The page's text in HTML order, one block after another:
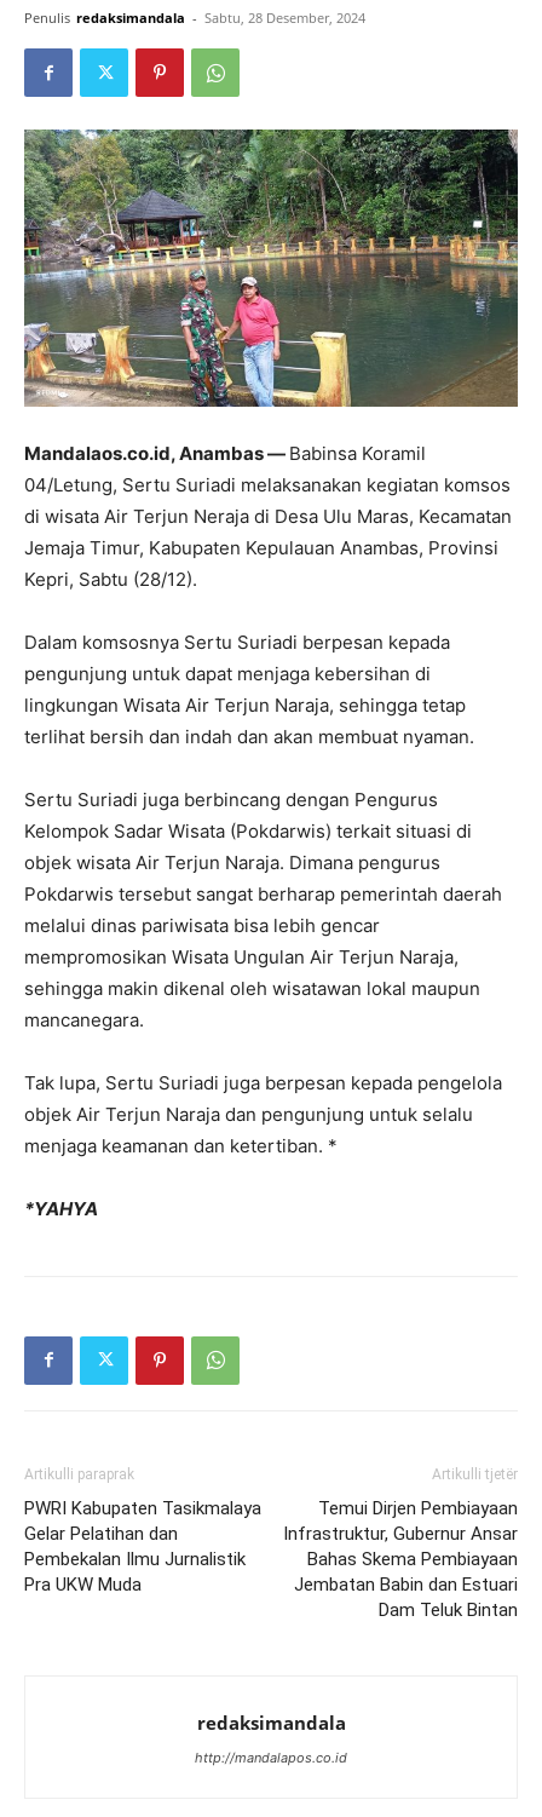
Penulis redaksimandala - Sabtu, 28 Desember, 2024
Mandalaos.co.id, Anambas — Babinsa Koramil
04/Letung, Sertu Suriadi melaksanakan kegiatan komsos
di wisata Air Terjun Neraja di Desa Ulu Maras, Kecamatan
Jemaja Timur, Kabupaten Kepulauan Anambas, Provinsi
Kepri, Sabtu (28/12).
Dalam komsosnya Sertu Suriadi berpesan kepada
pengunjung untuk dapat menjaga kebersihan di
lingkungan Wisata Air Terjun Naraja, sehingga tetap
terlihat bersih dan indah dan akan membuat nyaman.
Sertu Suriadi juga berbincang dengan Pengurus
Kelompok Sadar Wisata (Pokdarwis) terkait situasi di
objek wisata Air Terjun Naraja. Dimana pengurus
Pokdarwis tersebut sangat berharap pemerintah daerah
melalui dinas pariwisata bisa lebih gencar
mempromosikan Wisata Ungulan Air Terjun Naraja,
sehingga makin dikenal oleh wisatawan lokal maupun
mancanegara.
Tak lupa, Sertu Suriadi juga berpesan kepada pengelola
objek Air Terjun Naraja dan pengunjung untuk selalu
menjaga keamanan dan ketertiban. *
*YAHYA
Artikulli paraprak
PWRI Kabupaten Tasikmalaya
Gelar Pelatihan dan
Pembekalan Ilmu Jurnalistik
Pra UKW Muda
Artikulli tjetër
Temui Dirjen Pembiayaan
Infrastruktur, Gubernur Ansar
Bahas Skema Pembiayaan
Jembatan Babin dan Estuari
Dam Teluk Bintan
redaksimandala
http://mandalapos.co.id